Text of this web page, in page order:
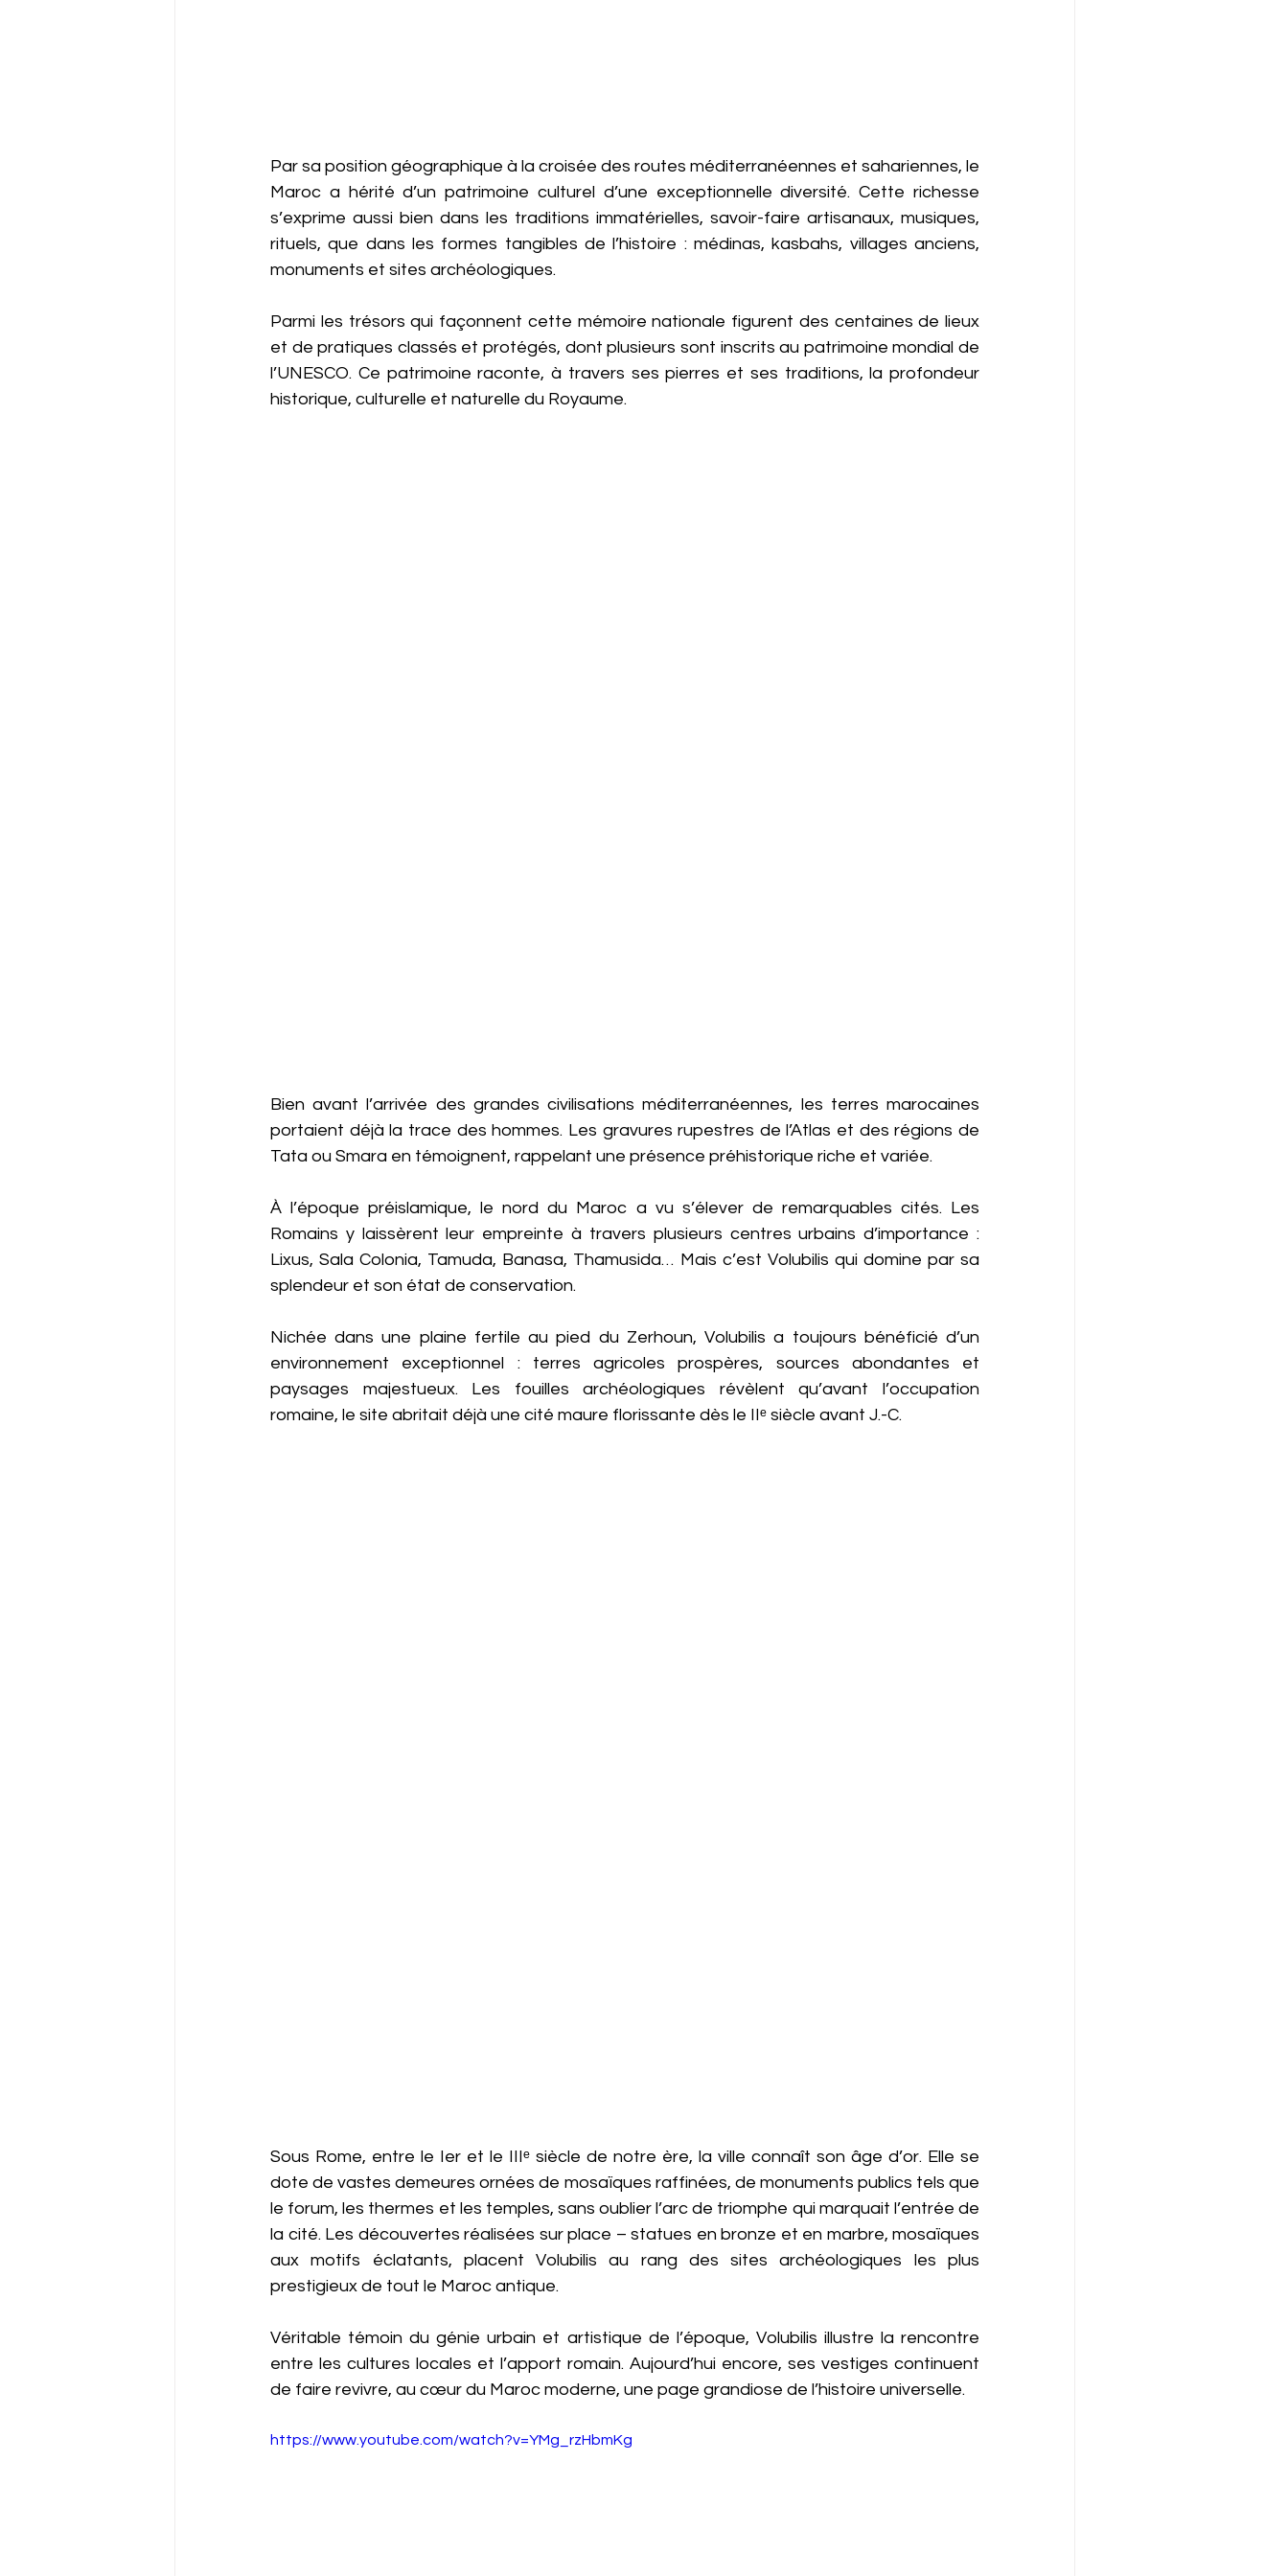
Par sa position géographique à la croisée des routes méditerranéennes et sahariennes, le
Maroc a hérité d’un patrimoine culturel d’une exceptionnelle diversité. Cette richesse
s’exprime aussi bien dans les traditions immatérielles, savoir-faire artisanaux, musiques,
rituels, que dans les formes tangibles de l’histoire : médinas, kasbahs, villages anciens,
monuments et sites archéologiques.
Parmi les trésors qui façonnent cette mémoire nationale figurent des centaines de lieux
et de pratiques classés et protégés, dont plusieurs sont inscrits au patrimoine mondial de
l’UNESCO. Ce patrimoine raconte, à travers ses pierres et ses traditions, la profondeur
historique, culturelle et naturelle du Royaume.
Bien avant l’arrivée des grandes civilisations méditerranéennes, les terres marocaines
portaient déjà la trace des hommes. Les gravures rupestres de l’Atlas et des régions de
Tata ou Smara en témoignent, rappelant une présence préhistorique riche et variée.
À l’époque préislamique, le nord du Maroc a vu s’élever de remarquables cités. Les
Romains y laissèrent leur empreinte à travers plusieurs centres urbains d’importance :
Lixus, Sala Colonia, Tamuda, Banasa, Thamusida… Mais c’est Volubilis qui domine par sa
splendeur et son état de conservation.
Nichée dans une plaine fertile au pied du Zerhoun, Volubilis a toujours bénéficié d’un
environnement exceptionnel : terres agricoles prospères, sources abondantes et
paysages majestueux. Les fouilles archéologiques révèlent qu’avant l’occupation
romaine, le site abritait déjà une cité maure florissante dès le IIᵉ siècle avant J.-C.
Sous Rome, entre le Ier et le IIIᵉ siècle de notre ère, la ville connaît son âge d’or. Elle se
dote de vastes demeures ornées de mosaïques raffinées, de monuments publics tels que
le forum, les thermes et les temples, sans oublier l’arc de triomphe qui marquait l’entrée de
la cité. Les découvertes réalisées sur place – statues en bronze et en marbre, mosaïques
aux motifs éclatants, placent Volubilis au rang des sites archéologiques les plus
prestigieux de tout le Maroc antique.
Véritable témoin du génie urbain et artistique de l’époque, Volubilis illustre la rencontre
entre les cultures locales et l’apport romain. Aujourd’hui encore, ses vestiges continuent
de faire revivre, au cœur du Maroc moderne, une page grandiose de l’histoire universelle.
https://www.youtube.com/watch?v=YMg_rzHbmKg